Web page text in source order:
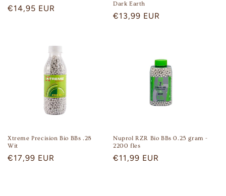
Regular
€14,95 EUR
Dark Earth
Regular
€13,99 EUR
Xtreme Precision Bio BBs .28
Wit
Regular
€17,99 EUR
Nuprol RZR Bio BBs 0.25 gram -
2200 fles
Regular
€11,99 EUR